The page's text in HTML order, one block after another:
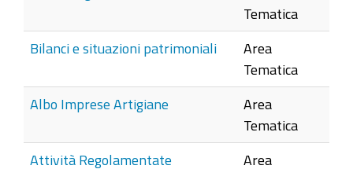
Tematica
Bilanci e situazioni patrimoniali
Area
Tematica
Albo Imprese Artigiane
Area
Tematica
Attività Regolamentate
Area